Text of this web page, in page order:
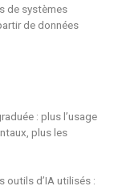
de systèmes
de données
: plus l’usage
plus les
outils d’IA utilisés :